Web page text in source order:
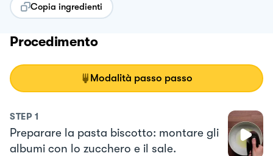
Copia ingredienti
Procedimento
Modalità passo passo
STEP 1
Preparare la pasta biscotto: montare gli
albumi con lo zucchero e il sale.